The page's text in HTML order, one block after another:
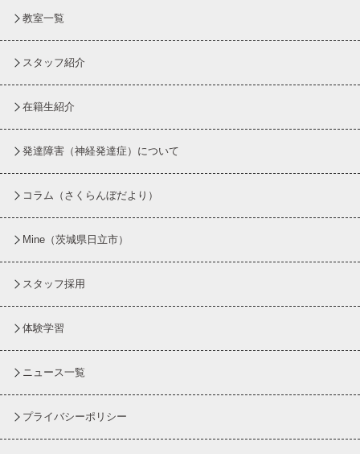
教室一覧
スタッフ紹介
在籍生紹介
発達障害（神経発達症）について
コラム （さくらんぼだより）
Mine（茨城県日立市）
スタッフ採用
体験学習
ニュース一覧
プライバシーポリシー